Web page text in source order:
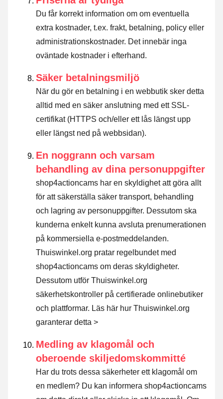
Du får korrekt information om om eventuella
extra kostnader, t.ex. frakt, betalning, policy eller
administrationskostnader. Det innebär inga
oväntade kostnader i efterhand.
Säker betalningsmiljö
När du gör en betalning i en webbutik sker detta
alltid med en säker anslutning med ett SSL-
certifikat (HTTPS och/eller ett lås längst upp
eller längst ned på webbsidan).
En noggrann och varsam
behandling av dina personuppgifter
shop4actioncams har en skyldighet att göra allt
för att säkerställa säker transport, behandling
och lagring av personuppgifter. Dessutom ska
kunderna enkelt kunna avsluta prenumerationen
på kommersiella e-postmeddelanden.
Thuiswinkel.org pratar regelbundet med
shop4actioncams om deras skyldigheter.
Dessutom utför Thuiswinkel.org
säkerhetskontroller på certifierade onlinebutiker
och plattformar. Läs här hur Thuiswinkel.org
garanterar detta >
Medling av klagomål och
oberoende skiljedomskommitté
Har du trots dessa säkerheter ett klagomål om
en medlem? Du kan informera shop4actioncams